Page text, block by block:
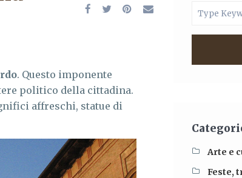
. Questo imponente
politico della cittadina.
affreschi, statue di
Arte e
Feste,